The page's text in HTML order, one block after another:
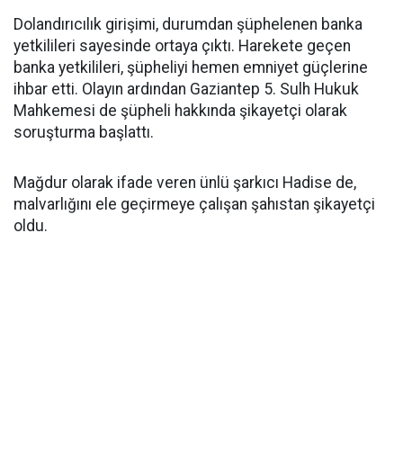
Dolandırıcılık girişimi, durumdan şüphelenen banka
yetkilileri sayesinde ortaya çıktı. Harekete geçen
banka yetkilileri, şüpheliyi hemen emniyet güçlerine
ihbar etti. Olayın ardından Gaziantep 5. Sulh Hukuk
Mahkemesi de şüpheli hakkında şikayetçi olarak
soruşturma başlattı.
Mağdur olarak ifade veren ünlü şarkıcı Hadise de,
malvarlığını ele geçirmeye çalışan şahıstan şikayetçi
oldu.